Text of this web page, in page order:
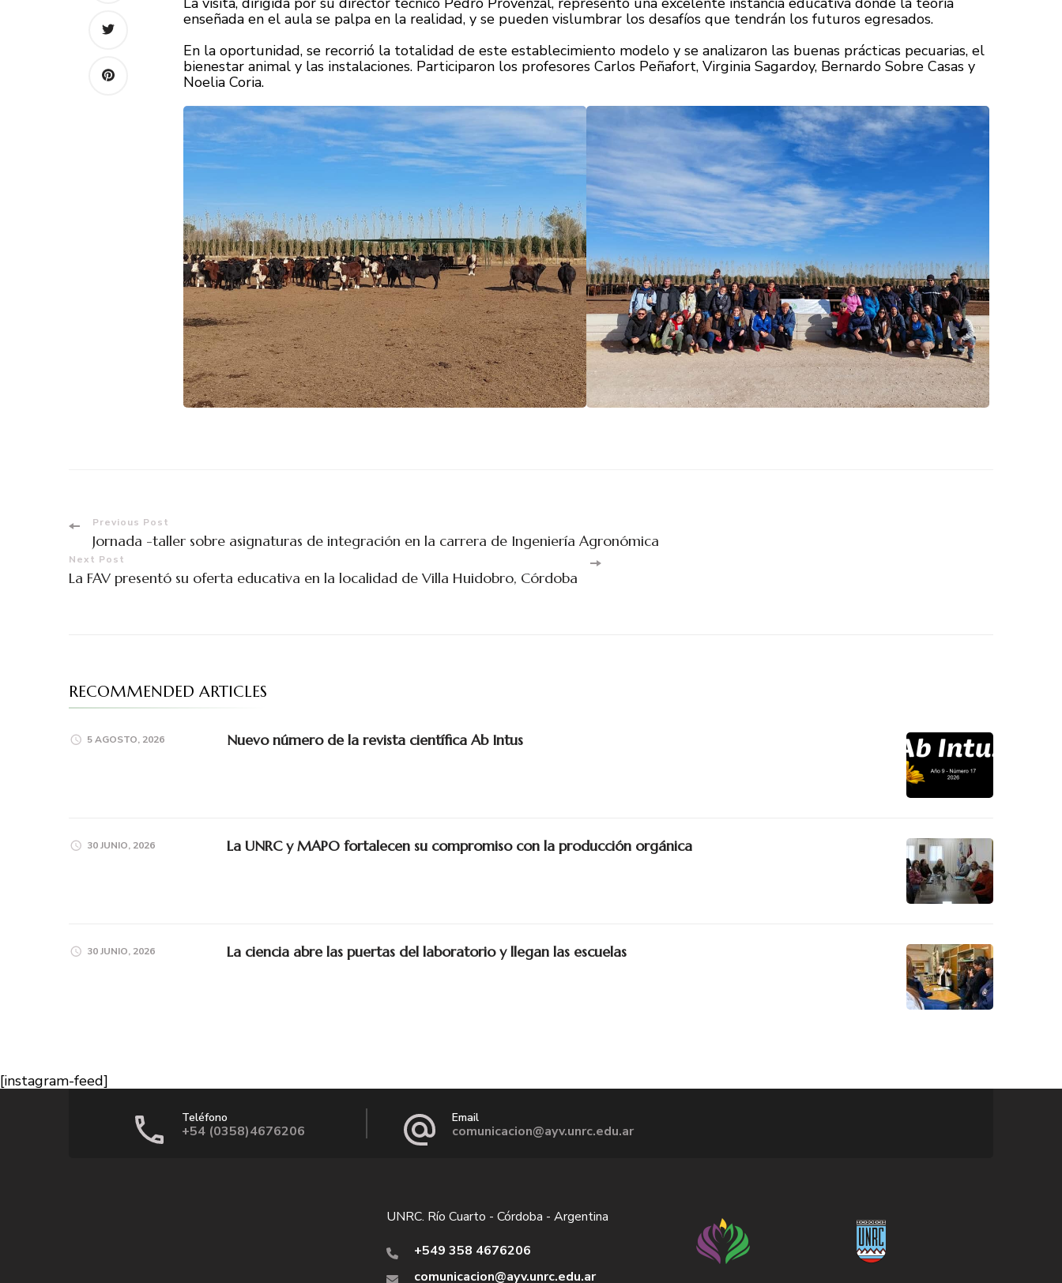
enseñada en el aula se palpa en la realidad, y se pueden vislumbrar los desafíos que tendrán los futuros egresados.
En la oportunidad, se recorrió la totalidad de este establecimiento modelo y se analizaron las buenas prácticas pecuarias, el
bienestar animal y las instalaciones. Participaron los profesores Carlos Peñafort, Virginia Sagardoy, Bernardo Sobre Casas y
Noelia Coria.
Previous Post
Jornada -taller sobre asignaturas de integración en la carrera de Ingeniería Agronómica
Next Post
La FAV presentó su oferta educativa en la localidad de Villa Huidobro, Córdoba
RECOMMENDED ARTICLES
5 AGOSTO, 2026 Nuevo número de la revista científica Ab Intus
30 JUNIO, 2026 La UNRC y MAPO fortalecen su compromiso con la producción orgánica
30 JUNIO, 2026 La ciencia abre las puertas del laboratorio y llegan las escuelas
[instagram-feed]
Teléfono
+54 (0358)4676206
Email
comunicacion@ayv.unrc.edu.ar
UNRC. Río Cuarto - Córdoba - Argentina
+549 358 4676206
comunicacion@ayv.unrc.edu.ar